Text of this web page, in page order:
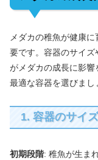
メダカの稚魚が健康
要です。容器のサイ
がメダカの成長に影響
最適な容器を選びまし
1. 容器のサイズ
初期段階: 稚魚が生ま